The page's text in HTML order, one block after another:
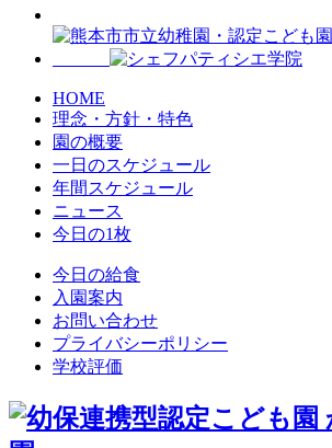
HOME
理念・方針・特色
園の概要
一日のスケジュール
年間スケジュール
ニュース
今日の1枚
今日の給食
入園案内
お問い合わせ
プライバシーポリシー
学校評価